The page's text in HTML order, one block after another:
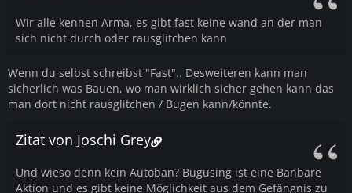
Wir alle kennen Arma, es gibt fast keine wand an der man
sich nicht durch oder rausglitchen kann
Wenn du selbst schreibst "Fast".. Desweiteren kann man
sicherlich was Bauen, wo man wirklich sicher gehen kann das
man dort nicht rausglitchen / Bugen kann/könnte.
Zitat von Joschi Grey
Und wieso denn kein Autoban? Bugusing ist eine Banbare
Aktion und es gibt keine Möglichkeit aus dem Gefängnis zu